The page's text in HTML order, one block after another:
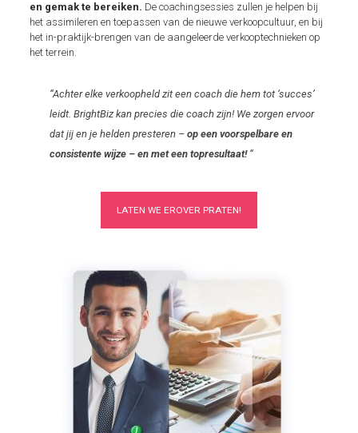
en gemak te bereiken. De coachingsessies zullen je helpen bij
het assimileren en toepassen van de nieuwe verkoopcultuur, en bij
het in-praktijk-brengen van de aangeleerde verkooptechnieken op
het terrein.
“Achter elke verkoopheld zit een coach die hem tot ‘succes’
leidt. BrightBiz kan precies die coach zijn! We zorgen ervoor
dat jij en je helden presteren – op een voorspelbare en
consistente wijze – en met een topresultaat!“
LATEN WE EROVER PRATEN!